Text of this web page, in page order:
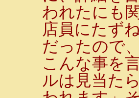
われたにも
店員にたず
だったので
こんな事を
ルは見当た